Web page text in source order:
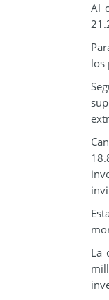
Al
los
La